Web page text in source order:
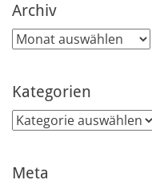
Archiv
Archiv
Kategorien
Kategorien
Meta